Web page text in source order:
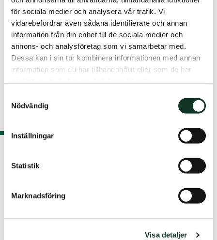
för sociala medier och analysera vår trafik. Vi
vidarebefordrar även sådana identifierare och annan
information från din enhet till de sociala medier och
annons- och analysföretag som vi samarbetar med.
Dessa kan i sin tur kombinera informationen med annan
information som du har tillhandahållit eller som de har
Nödvändig
Inställningar
Statistik
Marknadsföring
Visa detaljer
Student / Youth
Hyresfritt juli & augusti
Kristianstad
5 222 SEK/mo